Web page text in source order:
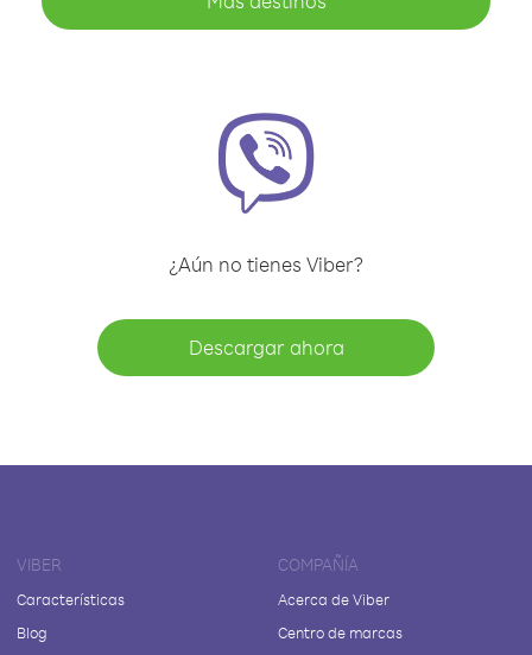
¿Aún no tienes Viber?
Descargar ahora
VIBER
Características
Blog
COMPAÑÍA
Acerca de Viber
Centro de marcas